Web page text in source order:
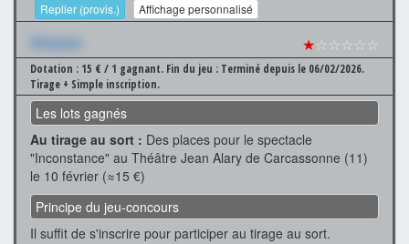
Replier (provis.) Affichage personnalisé
Xxxxxxx ★☆☆☆☆☆
Dotation : 15 € / 1 gagnant. Fin du jeu : Terminé depuis le 06/02/2026.
Tirage + Simple inscription.
Les lots gagnés
Au tirage au sort : Des places pour le spectacle
"Inconstance" au Théâtre Jean Alary de Carcassonne (11)
le 10 février (≈15 €)
Principe du jeu-concours
Il suffit de s'inscrire pour participer au tirage au sort.